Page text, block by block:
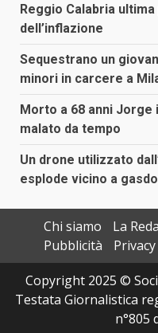
Reggio Calabria
dell’inflazione
Sequestrano un
minori in carcere a
Morto a 68 anni Jorge
malato da tempo
Un drone utilizzato
esplode vicino a
Chi siamo
La
Pubblicità
Copyright 2025 ©
Testata Giornalistica
n°805